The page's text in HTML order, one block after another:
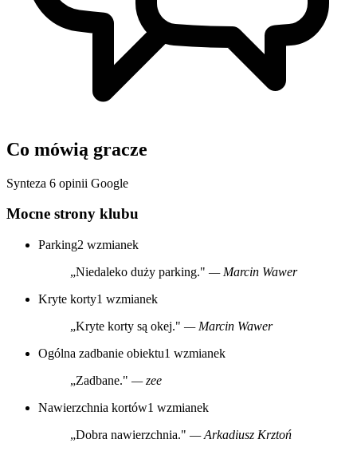
Co mówią gracze
Synteza 6 opinii Google
Mocne strony klubu
Parking2 wzmianek
„Niedaleko duży parking." — Marcin Wawer
Kryte korty1 wzmianek
„Kryte korty są okej." — Marcin Wawer
Ogólna zadbanie obiektu1 wzmianek
„Zadbane." — zee
Nawierzchnia kortów1 wzmianek
„Dobra nawierzchnia." — Arkadiusz Krztoń